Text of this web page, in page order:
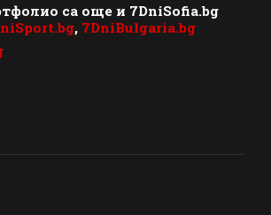
са още и 7DniSofia.bg
, 7DniBulgaria.bg